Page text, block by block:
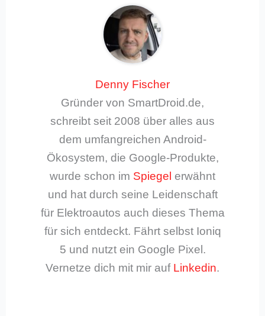
Denny Fischer
Gründer von SmartDroid.de,
schreibt seit 2008 über alles aus
dem umfangreichen Android-
Ökosystem, die Google-Produkte,
wurde schon im Spiegel erwähnt
und hat durch seine Leidenschaft
für Elektroautos auch dieses Thema
für sich entdeckt. Fährt selbst Ioniq
5 und nutzt ein Google Pixel.
Vernetze dich mit mir auf Linkedin.